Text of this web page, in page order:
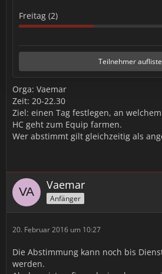
Freitag (2)
Teilnehmer
Orga: Vaemar
Zeit: 20-22.30
Ziel: einen Tag festlegen, an
HC geht zum Equip farmen.
Wer abstimmt gilt gleichzeitig als
Vaemar
Anfänger
20. Februar 2016 um 10:27
Die Abstimmung kann noch bis
werden.